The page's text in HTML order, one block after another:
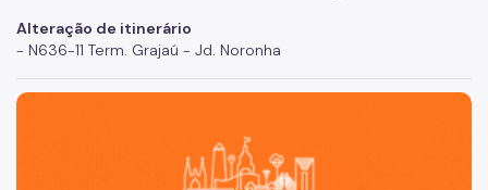
Alteração de itinerário
- N636-11 Term. Grajaú - Jd. Noronha
São Paulo, cidade inteligente, resiliente e sustentável